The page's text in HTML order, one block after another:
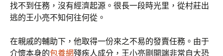
找不到任務，沒有經濟起源。很長一段時光里，從村莊出
逃的王小亮不知何往何從。
在親戚的輔助下，他取得一份來之不易的發賣任務。由于
介懷本身的包養網殘疾人成分，王小亮剛開端非常自大恐